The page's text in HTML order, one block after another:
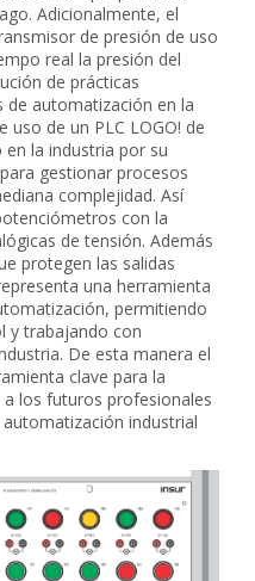
Adicionalmente, el
de presión de uso
real la presión del
de prácticas
de automatización en la
uso de un PLC LOGO! de
la industria por su
gestionar procesos
complejidad. Así
con la
de tensión. Además
protegen las salidas
una herramienta
permitiendo
y trabajando con
De esta manera el
clave para la
los futuros profesionales
industrial